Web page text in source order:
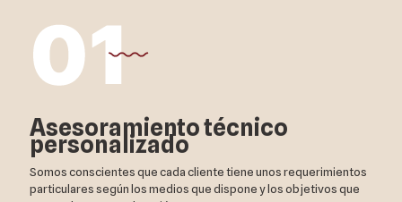
Asesoramiento técnico
personalizado
Somos conscientes que cada cliente tiene unos requerimientos
particulares según los medios que dispone y los objetivos que